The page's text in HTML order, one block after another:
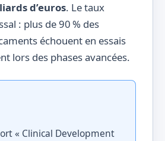
d’euros. Le taux
: plus de 90 % des
échouent en essais
lors des phases avancées.
« Clinical Development